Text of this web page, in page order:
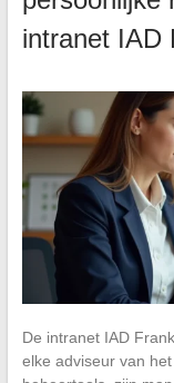
intranet IAD
De intranet IAD
elke adviseur van